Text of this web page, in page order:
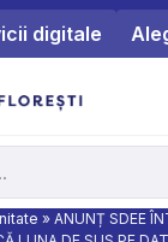
digitale
» ANUNȚ SDEE